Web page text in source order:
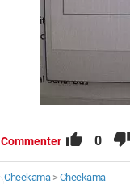
Commenter 0
Cheekama> Cheekama